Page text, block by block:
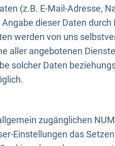
(z.B. E-Mail-Adresse,
dieser Daten
werden von uns
aller angebotenen
solcher Daten
zugänglichen
Einstellungen das